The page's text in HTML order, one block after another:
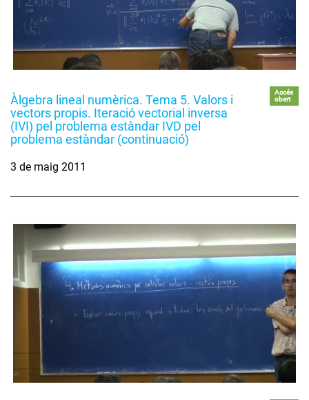
Àlgebra lineal numèrica. Tema 5. Valors i
vectors propis. Iteració vectorial inversa
(IVI) pel problema estàndar IVD pel
problema estàndar (continuació)
Accés
obert
3 de maig 2011